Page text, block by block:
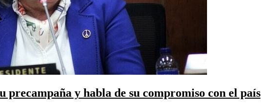
precampaña y habla de su compromiso con el país